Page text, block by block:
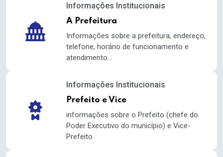
Informações Institucionais
A Prefeitura
Informações sobre a prefeitura, endereço,
telefone, horário de funcionamento e
atendimento...
Informações Institucionais
Prefeito e Vice
informações sobre o Prefeito (chefe do
Poder Executivo do município) e Vice-
Prefeito